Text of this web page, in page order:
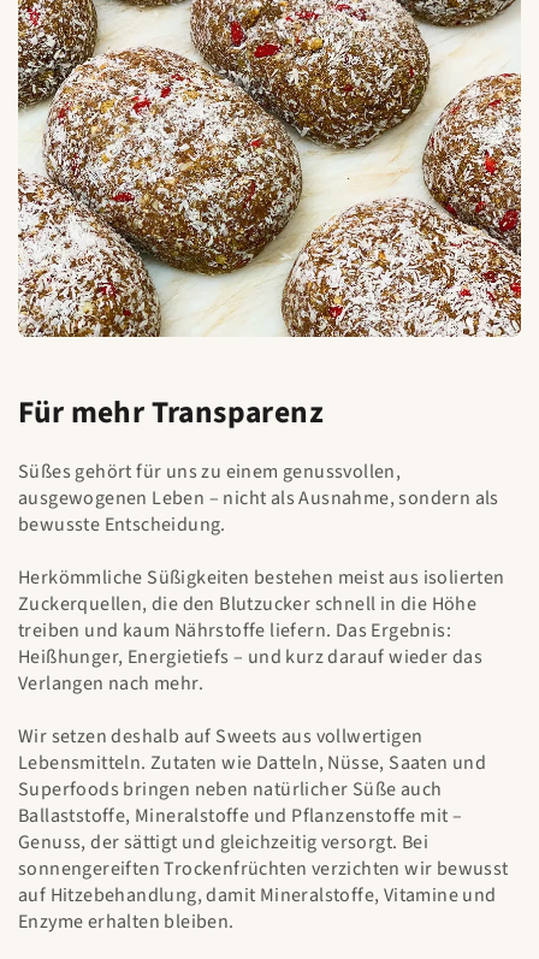
Für mehr Transparenz
Süßes gehört für uns zu einem genussvollen,
ausgewogenen Leben – nicht als Ausnahme, sondern als
bewusste Entscheidung.
Herkömmliche Süßigkeiten bestehen meist aus isolierten
Zuckerquellen, die den Blutzucker schnell in die Höhe
treiben und kaum Nährstoffe liefern. Das Ergebnis:
Heißhunger, Energietiefs – und kurz darauf wieder das
Verlangen nach mehr.
Wir setzen deshalb auf Sweets aus vollwertigen
Lebensmitteln. Zutaten wie Datteln, Nüsse, Saaten und
Superfoods bringen neben natürlicher Süße auch
Ballaststoffe, Mineralstoffe und Pflanzenstoffe mit –
Genuss, der sättigt und gleichzeitig versorgt. Bei
sonnengereiften Trockenfrüchten verzichten wir bewusst
auf Hitzebehandlung, damit Mineralstoffe, Vitamine und
Enzyme erhalten bleiben.